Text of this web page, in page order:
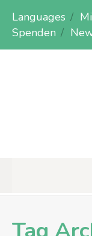
Languages
Spenden